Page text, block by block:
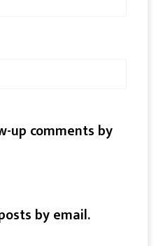
up comments by
by email.